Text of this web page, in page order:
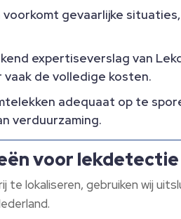
gevaarlijke
expertiseverslag van
de volledige kosten.
adequaat op te
verduurzaming.
voor lekdetectie
te lokaliseren, gebruiken wij